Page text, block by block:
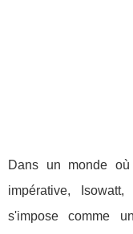
Dans un monde
impérative,
s'impose comme